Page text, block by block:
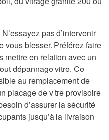
pas d’intervenir
vous blesser. Préférez faire
mettre en relation avec un
dépannage vitre. Ce
au remplacement de
placage de vitre provisoire
d’assurer la sécurité
jusqu’à la livraison